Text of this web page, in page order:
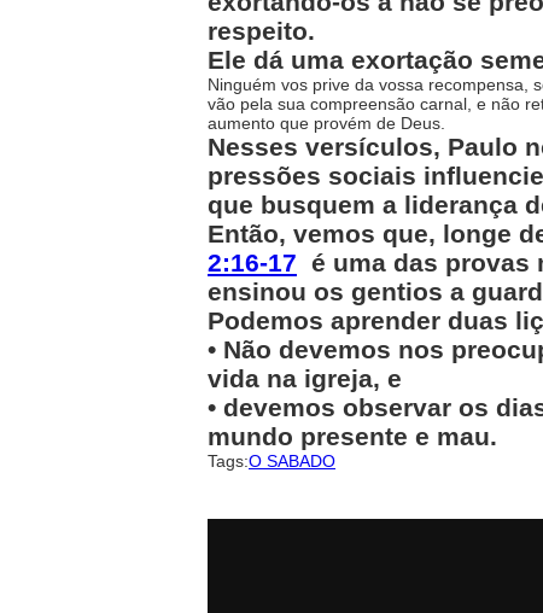
respeito.
Ele dá uma exortação
Ninguém vos prive da vossa recompensa,
vão pela sua compreensão carnal, e não
aumento que provém de Deus.
Nesses versículos, Paulo
pressões sociais
que busquem a liderança
Então, vemos que, longe
2:16-17 é uma das provas
ensinou os gentios a
Podemos aprender duas
• Não devemos nos
vida na igreja, e
• devemos observar os
mundo presente e mau.
Tags:O SABADO